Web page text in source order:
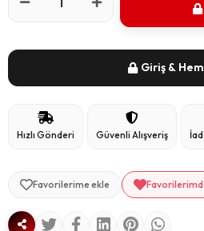
Giriş &
Hızlı Gönderi Güvenli Alışveriş
Favorilerime ekle